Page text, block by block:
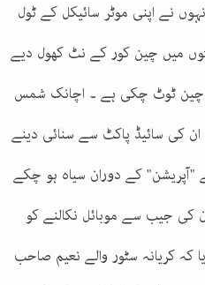
نے اپنی موٹر سائیکل کے ٹول
میں چین کور کے نٹ کھول دیے
کہ چین ٹوٹ چکی ہے ۔ اچانک شمس
کی سائیڈ پاکٹ سے سنائی دینے
"آپریشن" کے دوران سیاہ ہو چکے
کی جیب سے موبائل نکالنے کو
کہ کریانہ سٹور والے نعیم صاحب